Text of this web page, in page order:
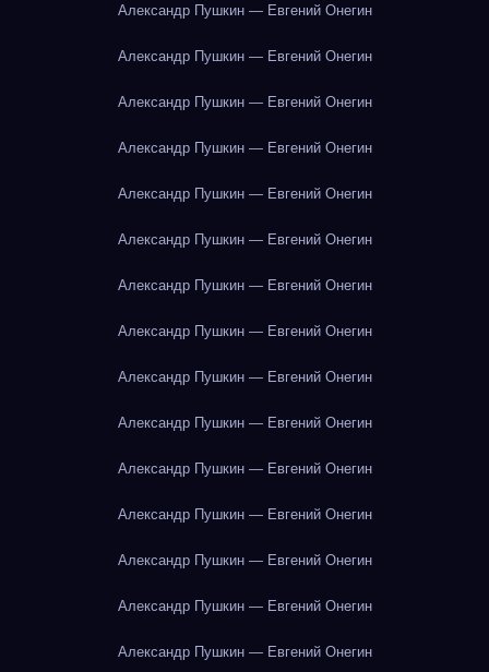
Александр Пушкин — Евгений Онегин
Александр Пушкин — Евгений Онегин
Александр Пушкин — Евгений Онегин
Александр Пушкин — Евгений Онегин
Александр Пушкин — Евгений Онегин
Александр Пушкин — Евгений Онегин
Александр Пушкин — Евгений Онегин
Александр Пушкин — Евгений Онегин
Александр Пушкин — Евгений Онегин
Александр Пушкин — Евгений Онегин
Александр Пушкин — Евгений Онегин
Александр Пушкин — Евгений Онегин
Александр Пушкин — Евгений Онегин
Александр Пушкин — Евгений Онегин
Александр Пушкин — Евгений Онегин